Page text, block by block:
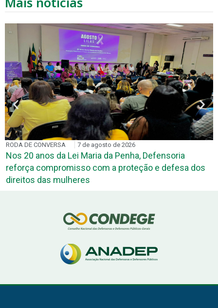
RODA DE CONVERSA 7 de agosto de 2026
Nos 20 anos da Lei Maria da Penha, Defensoria
reforça compromisso com a proteção e defesa dos
direitos das mulheres